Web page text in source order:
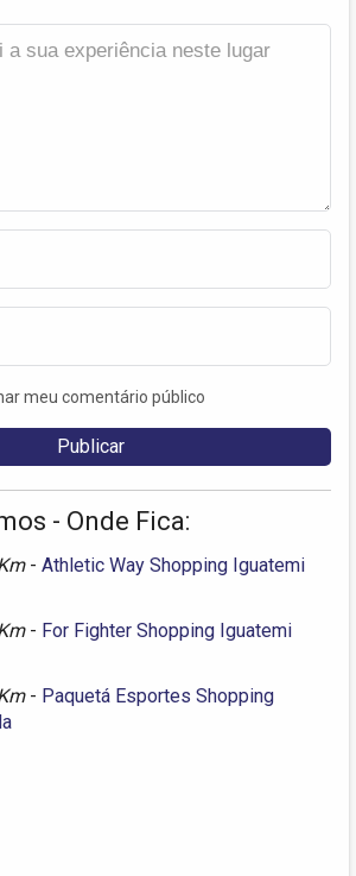
meu comentário público
- Onde Fica:
- Athletic Way Shopping Iguatemi
- For Fighter Shopping Iguatemi
- Paquetá Esportes Shopping